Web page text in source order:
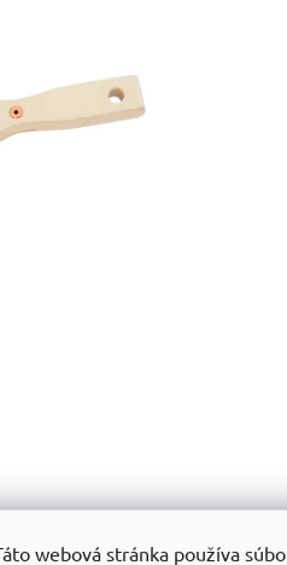
webová stránka používa